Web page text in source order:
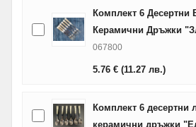
Комплект 6 Десертни
Керамични Дръжки
067800
5.76 € (11.27 лв.)
Комплект 6 десертни
керамични дръжки